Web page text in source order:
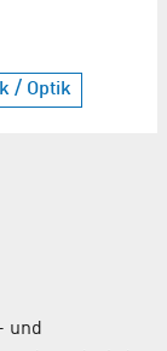
/ Optik
und